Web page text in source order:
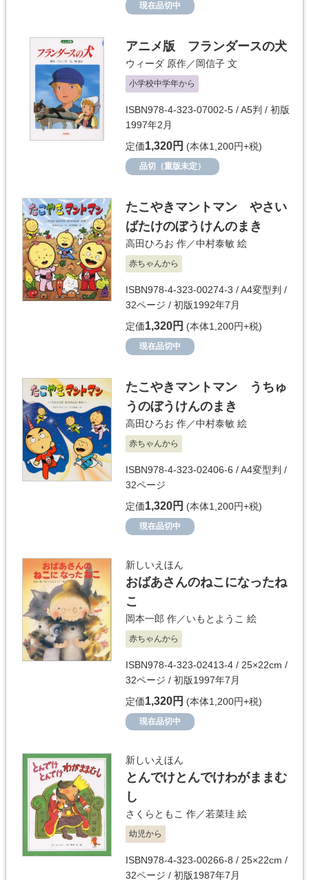
現在品切中
アニメ版 フランダースの犬
ウィーダ 原作／ 岡信子 文
小学校中学年から
ISBN978-4-323-07002-5 / A5判 / 初版
1997年2月
定価1,320円 (本体1,200円+税)
品切（重版未定）
たこやきマントマン やさい
ばたけのぼうけんのまき
高田ひろお 作／中村泰敏 絵
赤ちゃんから
ISBN978-4-323-00274-3 / A4変型判 /
32ページ / 初版1992年7月
定価1,320円 (本体1,200円+税)
現在品切中
たこやきマントマン うちゅ
うのぼうけんのまき
高田ひろお 作／中村泰敏 絵
赤ちゃんから
ISBN978-4-323-02406-6 / A4変型判 /
32ページ
定価1,320円 (本体1,200円+税)
現在品切中
新しいえほん
おばあさんのねこになったね
こ
岡本一郎 作／いもとようこ 絵
赤ちゃんから
ISBN978-4-323-02413-4 / 25×22cm /
32ページ / 初版1997年7月
定価1,320円 (本体1,200円+税)
現在品切中
新しいえほん
とんでけとんでけわがままむ
し
さくらともこ 作／若菜珪 絵
幼児から
ISBN978-4-323-00266-8 / 25×22cm /
32ページ / 初版1987年7月